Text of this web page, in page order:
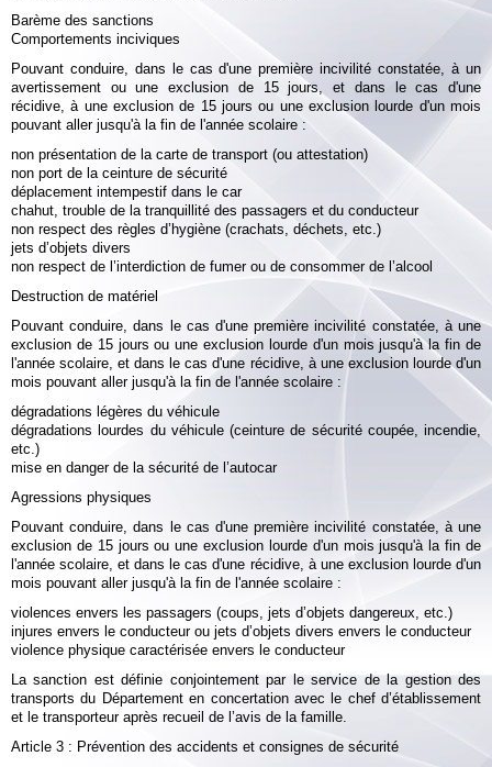
Barème des sanctions
Comportements inciviques
Pouvant conduire, dans le cas d'une première incivilité constatée, à un
avertissement ou une exclusion de 15 jours, et dans le cas d'une
récidive, à une exclusion de 15 jours ou une exclusion lourde d'un mois
pouvant aller jusqu'à la fin de l'année scolaire :
non présentation de la carte de transport (ou attestation)
non port de la ceinture de sécurité
déplacement intempestif dans le car
chahut, trouble de la tranquillité des passagers et du conducteur
non respect des règles d’hygiène (crachats, déchets, etc.)
jets d’objets divers
non respect de l’interdiction de fumer ou de consommer de l’alcool
Destruction de matériel
Pouvant conduire, dans le cas d'une première incivilité constatée, à une
exclusion de 15 jours ou une exclusion lourde d'un mois jusqu'à la fin de
l'année scolaire, et dans le cas d'une récidive, à une exclusion lourde d'un
mois pouvant aller jusqu'à la fin de l'année scolaire :
dégradations légères du véhicule
dégradations lourdes du véhicule (ceinture de sécurité coupée, incendie,
etc.)
mise en danger de la sécurité de l’autocar
Agressions physiques
Pouvant conduire, dans le cas d'une première incivilité constatée, à une
exclusion de 15 jours ou une exclusion lourde d'un mois jusqu'à la fin de
l'année scolaire, et dans le cas d'une récidive, à une exclusion lourde d'un
mois pouvant aller jusqu'à la fin de l'année scolaire :
violences envers les passagers (coups, jets d’objets dangereux, etc.)
injures envers le conducteur ou jets d’objets divers envers le conducteur
violence physique caractérisée envers le conducteur
La sanction est définie conjointement par le service de la gestion des
transports du Département en concertation avec le chef d’établissement
et le transporteur après recueil de l’avis de la famille.
Article 3 : Prévention des accidents et consignes de sécurité